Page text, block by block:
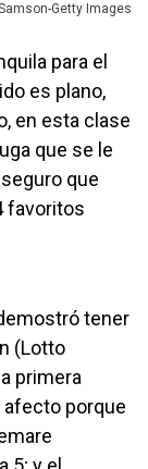
Getty Images
para el
es plano,
en esta clase
que se le
que
favoritos
tener
(Lotto
primera
afecto porque